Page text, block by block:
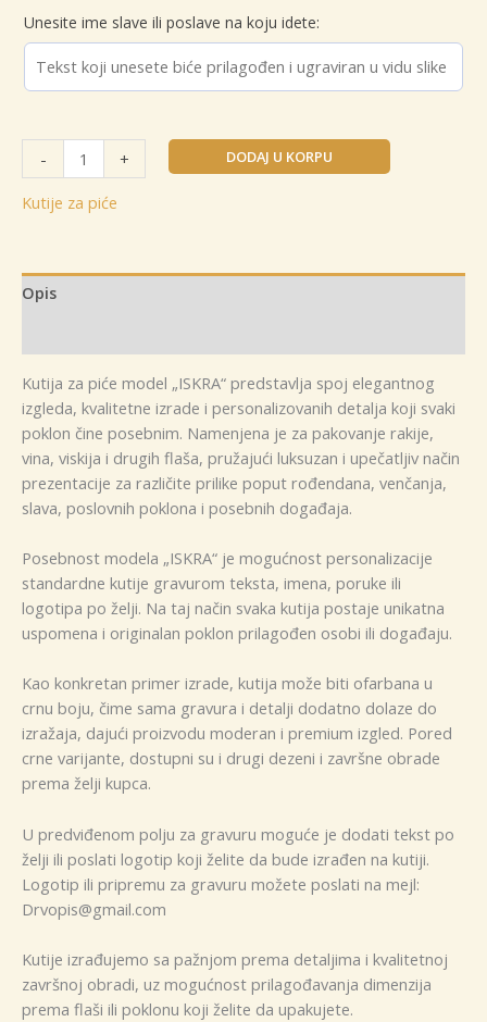
Unesite ime slave ili poslave na koju idete:
-
za
piće
količina
+ DODAJ U KORPU
Kutije za piće
Opis
Kutija za piće model „ISKRA“ predstavlja spoj elegantnog
izgleda, kvalitetne izrade i personalizovanih detalja koji svaki
poklon čine posebnim. Namenjena je za pakovanje rakije,
vina, viskija i drugih flaša, pružajući luksuzan i upečatljiv način
prezentacije za različite prilike poput rođendana, venčanja,
slava, poslovnih poklona i posebnih događaja.
Posebnost modela „ISKRA“ je mogućnost personalizacije
standardne kutije gravurom teksta, imena, poruke ili
logotipa po želji. Na taj način svaka kutija postaje unikatna
uspomena i originalan poklon prilagođen osobi ili događaju.
Kao konkretan primer izrade, kutija može biti ofarbana u
crnu boju, čime sama gravura i detalji dodatno dolaze do
izražaja, dajući proizvodu moderan i premium izgled. Pored
crne varijante, dostupni su i drugi dezeni i završne obrade
prema želji kupca.
U predviđenom polju za gravuru moguće je dodati tekst po
želji ili poslati logotip koji želite da bude izrađen na kutiji.
Logotip ili pripremu za gravuru možete poslati na mejl:
Drvopis@gmail.com
Kutije izrađujemo sa pažnjom prema detaljima i kvalitetnoj
završnoj obradi, uz mogućnost prilagođavanja dimenzija
prema flaši ili poklonu koji želite da upakujete.